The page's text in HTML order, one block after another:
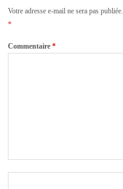
Votre adresse e-mail ne sera pas publiée.
*
Commentaire*